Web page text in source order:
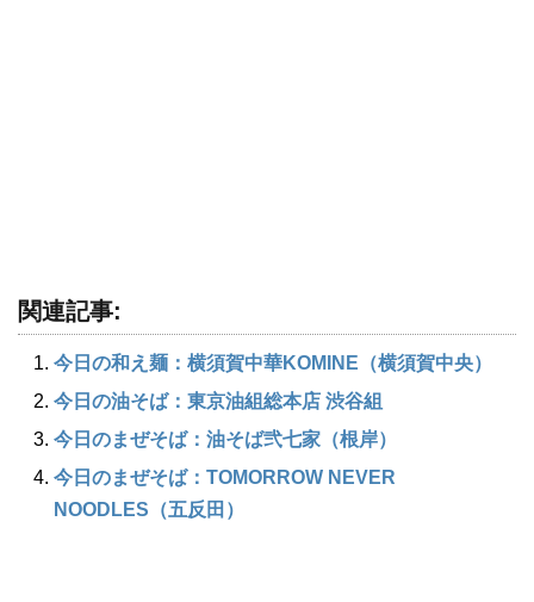
関連記事:
今日の和え麺：横須賀中華KOMINE（横須賀中央）
今日の油そば：東京油組総本店 渋谷組
今日のまぜそば：油そば弐七家（根岸）
今日のまぜそば：TOMORROW NEVER
NOODLES（五反田）